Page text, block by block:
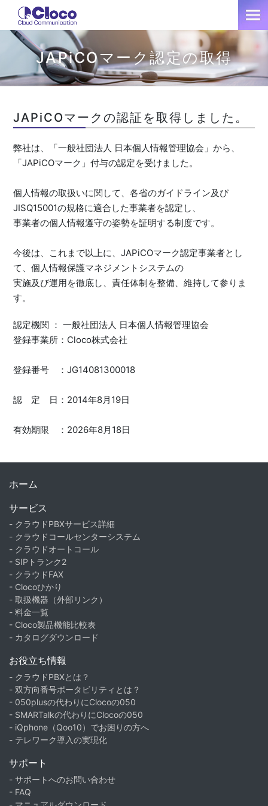
JAPiCOマーク認定の取得
JAPiCOマークの認証を取得しました。
弊社は、「一般社団法人 日本個人情報管理協会」から、
「JAPiCOマーク」付与の認定を受けました。
個人情報の取扱いに関して、各省のガイドライン及び
JISQ15001の規格に適合した事業者を認定し、
事業者の個人情報遵守の姿勢を証明する制度です。
今後は、これまで以上に、JAPiCOマーク認定事業者とし
て、個人情報保護マネジメントシステムの
実施及び運用を徹底し、責任体制を整備、維持して参りま
す。
認定機関 ： 一般社団法人 日本個人情報管理協会
登録事業所：Cloco株式会社
登録番号 ：JG14081300018
認 定 日：2014年8月19日
有効期限 ：2026年8月18日
ホーム
サービス
- クラウドPBXサービス詳細
- クラウドコールセンターシステム
- クラウドオートコール
- SIPトランク2
- クラウドFAX
- Clocoひかり
- 取扱機器（外部リンク）
- 料金一覧
- Cloco製品機能比較表
- カタログダウンロード
お役立ち情報
- クラウドPBXとは？
- 双方向番号ポータビリティとは？
- 050plusの代わりにClocoの050
- SMARTalkの代わりにClocoの050
- iQphone（Qoo10）でお困りの方へ
- テレワーク導入の実現化
サポート
- サポートへのお問い合わせ
- FAQ